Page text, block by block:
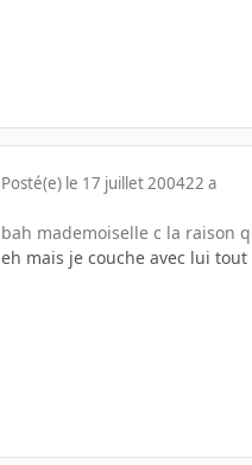
Posté(e) le 17 juillet 200422 a
bah mademoiselle c la raison
eh mais je couche avec lui tout